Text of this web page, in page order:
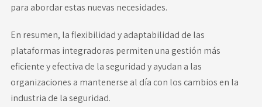
para abordar estas nuevas necesidades.
En resumen, la flexibilidad y adaptabilidad de las
plataformas integradoras permiten una gestión más
eficiente y efectiva de la seguridad y ayudan a las
organizaciones a mantenerse al día con los cambios en la
industria de la seguridad.